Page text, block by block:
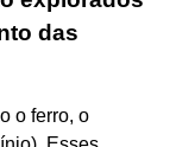
das
o ferro, o